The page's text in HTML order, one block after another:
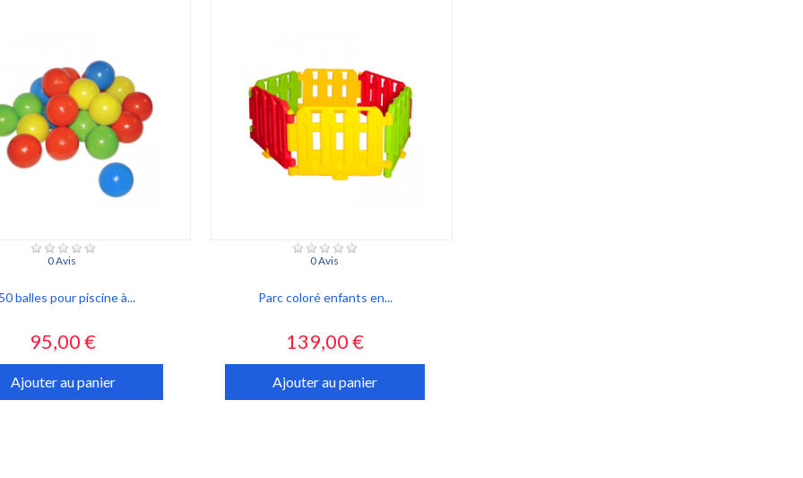
0 Avis
balles pour piscine à...
Prix
95,00 €
Ajouter au panier
0 Avis
Parc coloré enfants en...
Prix
139,00 €
Ajouter au panier